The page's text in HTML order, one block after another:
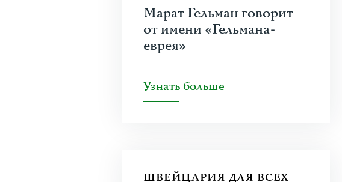
Марат Гельман говорит
от имени «Гельмана-
еврея»
Узнать больше
ШВЕЙЦАРИЯ ДЛЯ ВСЕХ